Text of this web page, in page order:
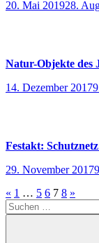
20. Mai 201928.
Natur-Objekte des
14. Dezember 2017
Festakt:
29. November 2017
der
« Vorherige
Beiträge
1 … 5 6 7 8 Nächste
»
Suchen
nach: